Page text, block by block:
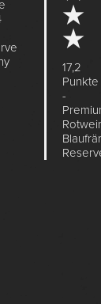
★
★
17,2
Punkte
-